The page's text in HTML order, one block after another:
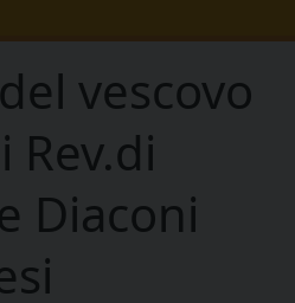
vescovo
Rev.di
Diaconi